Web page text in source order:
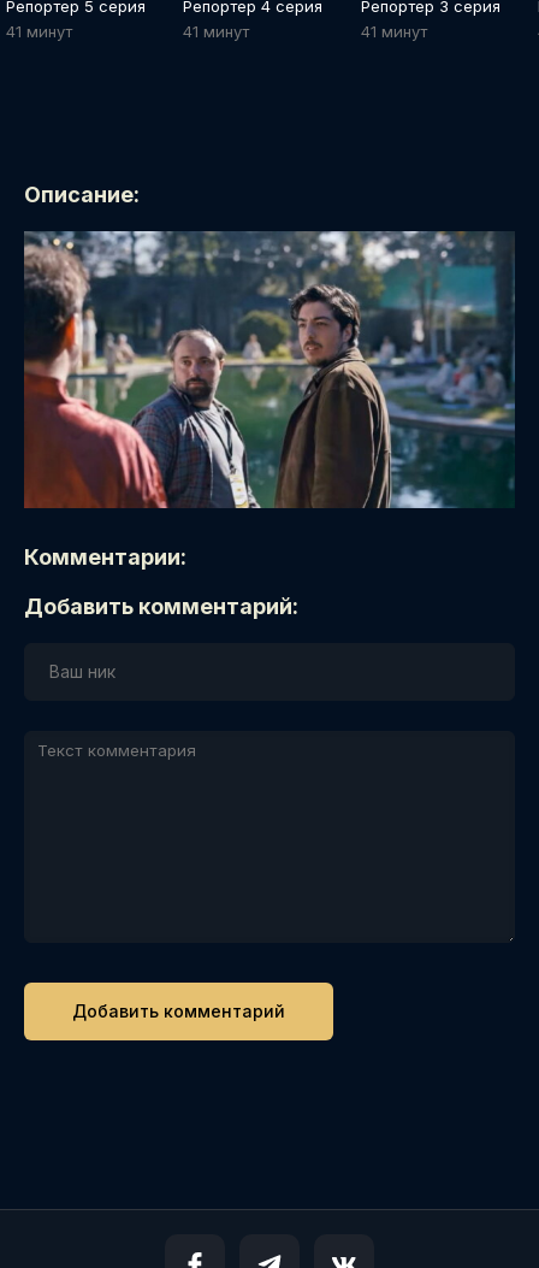
Репортер 5 серия
41 минут
Репортер 4 серия
41 минут
Репортер 3 серия
41 минут
Описание:
Комментарии:
Добавить комментарий: